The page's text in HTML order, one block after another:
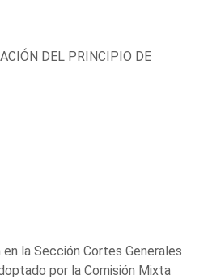
DEL PRINCIPIO DE
la Sección Cortes Generales
por la Comisión Mixta